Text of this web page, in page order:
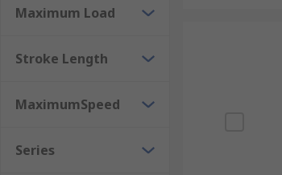
ระบบภายในมักใช้กลไกเกลียว เช่น เกลียว
เกลียวบอล (Ball Screw) : มีแรงเสี
ต่อเนื่อง เช่น เครื่องจักร CNC ระบ
เกลียวหัวทวน (Lead Screw) : เป็น
กลาง เช่น ระบบเปิด-ปิดอัตโนมัติ หรือ
เกลียวลูกกลิ้ง (Roller Screw) : ออ
Maximum Load
Stroke Length
MaximumSpeed
Series